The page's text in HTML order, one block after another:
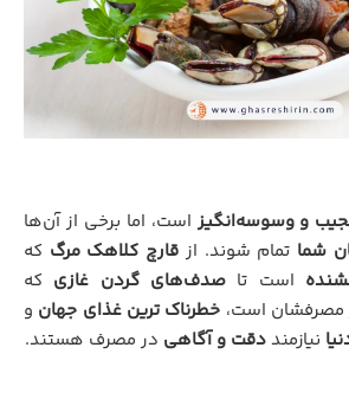
و وسوسه‌انگیز است، اما برخی از آن‌ها
شما تمام شوند. از قارچ کلاهک مرگ که
است تا صدف‌های گردن غازی که
مصرفشان است، خطرناک‌ ترین غذای جهان و
نیازمنددقت و آگاهی در مصرف هستند.